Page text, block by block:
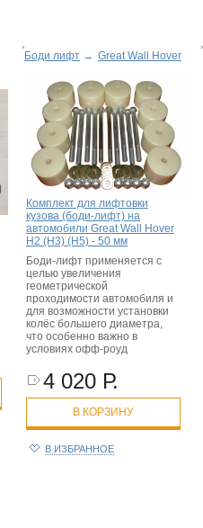
Боди лифт → Great Wall Hover
Комплект для лифтовки
кузова (боди-лифт) на
автомобили Great Wall Hover
H2 (H3) (H5) - 50 мм
Боди-лифт применяется с
целью увеличения
геометрической
проходимости автомобиля и
для возможности установки
колёс большего диаметра,
что особенно важно в
условиях офф-роуд
4 020 Р.
В КОРЗИНУ
В ИЗБРАННОЕ